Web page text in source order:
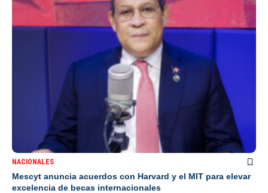
NACIONALES
Mescyt anuncia acuerdos con Harvard y el MIT para elevar
excelencia de becas internacionales